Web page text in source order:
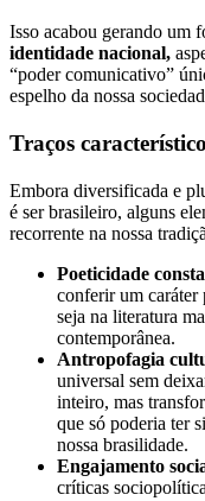
Isso acabou gerando um
identidade nacional,
“poder comunicativo”
espelho da nossa
Traços
Embora diversificada e
é ser brasileiro, alguns
recorrente na nossa
Poeticidade
conferir um caráter
seja na literatura
contemporânea.
Antropofagia
universal sem
inteiro, mas
que só poderia ter
nossa brasilidade.
Engajamento
críticas